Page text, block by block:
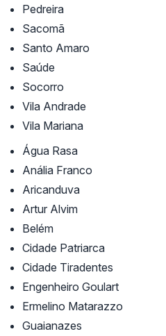
Pedreira
Sacomã
Santo Amaro
Saúde
Socorro
Vila Andrade
Vila Mariana
Água Rasa
Anália Franco
Aricanduva
Artur Alvim
Belém
Cidade Patriarca
Cidade Tiradentes
Engenheiro Goulart
Ermelino Matarazzo
Guaianazes